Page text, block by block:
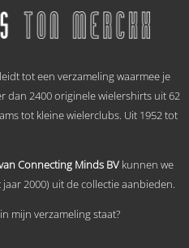
variaties.
Deze
gekozen
worden
de
tot een verzameling waarmee je
dan 2400 originele wielershirts uit 62
tot kleine wielerclubs. Uit 1952 tot
Connecting Minds BV kunnen we
2000) uit de collectie aanbieden.
mijn verzameling staat?